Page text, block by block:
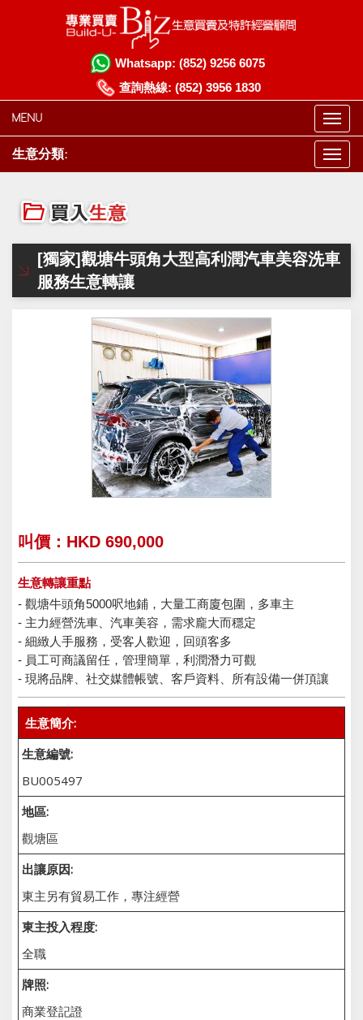
Whatsapp: (852) 9256 6075
查詢熱線: (852) 3956 1830
MENU
生意分類:
[獨家]觀塘牛頭角大型高利潤汽車美容洗車
服務生意轉讓
叫價：HKD 690,000
生意轉讓重點
- 觀塘牛頭角5000呎地鋪，大量工商廈包圍，多車主
- 主力經營洗車、汽車美容，需求龐大而穩定
- 細緻人手服務，受客人歡迎，回頭客多
- 員工可商議留任，管理簡單，利潤潛力可觀
- 現將品牌、社交媒體帳號、客戶資料、所有設備一併頂讓
生意簡介:
生意編號:
BU005497
地區:
觀塘區
出讓原因:
東主另有貿易工作，專注經營
東主投入程度:
全職
牌照:
商業登記證